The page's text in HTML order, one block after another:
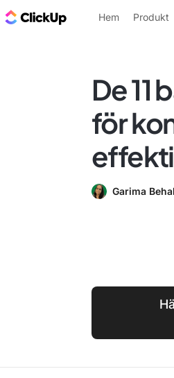
ClickUp-bloggen
Hem Produkt
De 11
för
Garima Behal